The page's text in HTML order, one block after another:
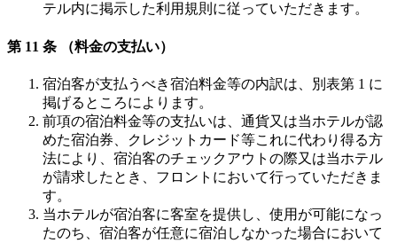
テル内に掲示した利用規則に従っていただきます。
第 11 条 （料金の支払い）
宿泊客が支払うべき宿泊料金等の内訳は、別表第 1 に
掲げるところによります。
前項の宿泊料金等の支払いは、通貨又は当ホテルが認
めた宿泊券、クレジットカード等これに代わり得る方
法により、宿泊客のチェックアウトの際又は当ホテル
が請求したとき、フロントにおいて行っていただきま
す。
当ホテルが宿泊客に客室を提供し、使用が可能になっ
たのち、宿泊客が任意に宿泊しなかった場合において